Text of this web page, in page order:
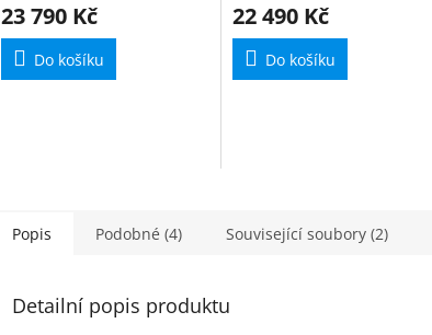
23 790 Kč
Do košíku
22 490 Kč
Do košíku
Popis Podobné (4) Související soubory (2)
Detailní popis produktu